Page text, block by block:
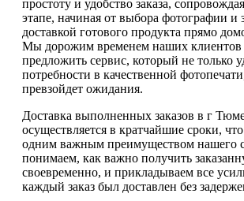
простоту и удобство заказа,
этапе, начиная от выбора фотографии и
доставкой готового продукта прямо
Мы дорожим временем наших клиентов
предложить сервис, который не только
потребности в качественной
превзойдет ожидания.
Доставка выполненных заказов в г
осуществляется в кратчайшие сроки,
одним важным преимуществом нашего
понимаем, как важно получить
своевременно, и прикладываем все
каждый заказ был доставлен без